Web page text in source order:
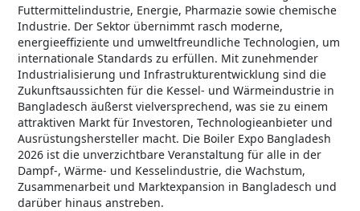
Futtermittelindustrie, Energie, Pharmazie sowie chemische
Industrie. Der Sektor übernimmt rasch moderne,
energieeffiziente und umweltfreundliche Technologien, um
internationale Standards zu erfüllen. Mit zunehmender
Industrialisierung und Infrastrukturentwicklung sind die
Zukunftsaussichten für die Kessel- und Wärmeindustrie in
Bangladesch äußerst vielversprechend, was sie zu einem
attraktiven Markt für Investoren, Technologieanbieter und
Ausrüstungshersteller macht. Die Boiler Expo Bangladesh
2026 ist die unverzichtbare Veranstaltung für alle in der
Dampf-, Wärme- und Kesselindustrie, die Wachstum,
Zusammenarbeit und Marktexpansion in Bangladesch und
darüber hinaus anstreben.